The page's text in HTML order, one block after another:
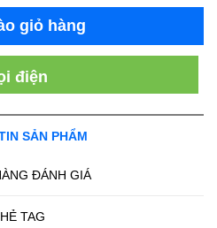
giỏ hàng
điện
SẢN PHẨM
ĐÁNH GIÁ
TAG